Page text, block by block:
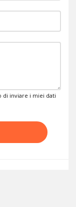
di inviare i miei dati